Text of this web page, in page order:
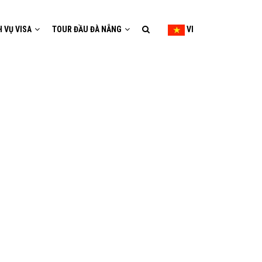
VỤ VISA TOUR ĐẦU ĐÀ NẴNG VI